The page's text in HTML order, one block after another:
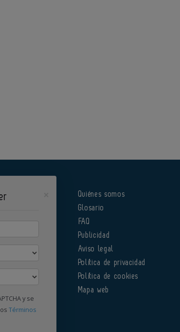
AEFI
Quiénes somos
Glosario
FAQ
Publicidad
Aviso legal
Política de privacidad
Política de cookies
Mapa web
y se
Términos